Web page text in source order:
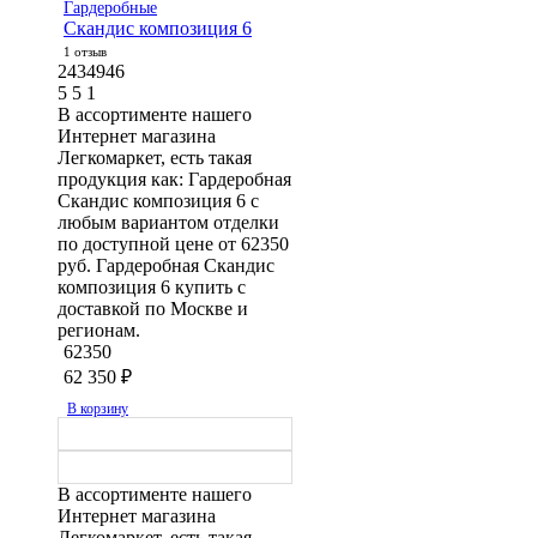
Гардеробные
Скандис композиция 6
1 отзыв
2434946
5 5 1
В ассортименте нашего
Интернет магазина
Легкомаркет, есть такая
продукция как: Гардеробная
Скандис композиция 6 с
любым вариантом отделки
по доступной цене от 62350
руб. Гардеробная Скандис
композиция 6 купить с
доставкой по Москве и
регионам.
62350
62 350 ₽
В корзину
В ассортименте нашего
Интернет магазина